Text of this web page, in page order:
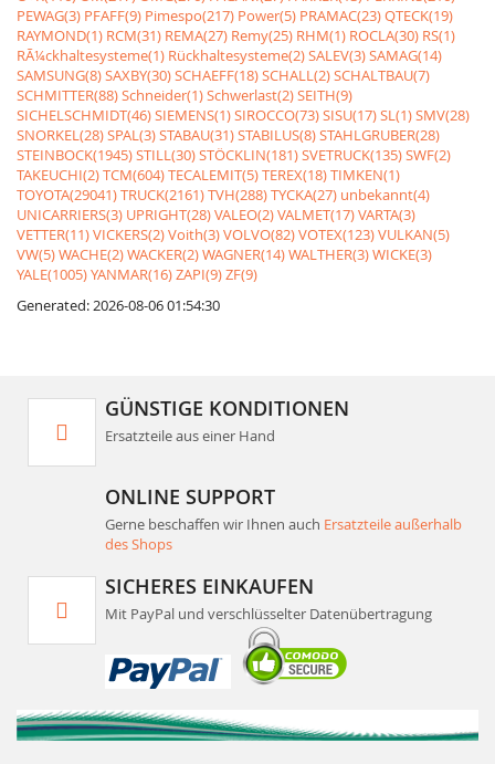
PEWAG(3) PFAFF(9) Pimespo(217) Power(5) PRAMAC(23)QTECK(19)
RAYMOND(1) RCM(31) REMA(27) Remy(25) RHM(1) ROCLA(30) RS(1)
RÃ¼ckhaltesysteme(1) Rückhaltesysteme(2)SALEV(3)SAMAG(14)
SAMSUNG(8)SAXBY(30)SCHAEFF(18)SCHALL(2)SCHALTBAU(7)
SCHMITTER(88)Schneider(1)Schwerlast(2)SEITH(9)
SICHELSCHMIDT(46)SIEMENS(1)SIROCCO(73)SISU(17)SL(1)SMV(28)
SNORKEL(28)SPAL(3)STABAU(31)STABILUS(8)STAHLGRUBER(28)
STEINBOCK(1945)STILL(30)STÖCKLIN(181)SVETRUCK(135)SWF(2)
TAKEUCHI(2)TCM(604)TECALEMIT(5)TEREX(18)TIMKEN(1)
TOYOTA(29041)TRUCK(2161)TVH(288)TYCKA(27) unbekannt(4)
UNICARRIERS(3) UPRIGHT(28)VALEO(2)VALMET(17)VARTA(3)
VETTER(11)VICKERS(2)Voith(3)VOLVO(82)VOTEX(123)VULKAN(5)
VW(5)WACHE(2)WACKER(2)WAGNER(14)WALTHER(3)WICKE(3)
YALE(1005)YANMAR(16)ZAPI(9)ZF(9)
Generated: 2026-08-06 01:54:30
GÜNSTIGE KONDITIONEN
Ersatzteile aus einer Hand
ONLINE SUPPORT
Gerne beschaffen wir Ihnen auch Ersatzteile außerhalb
des Shops
SICHERES EINKAUFEN
Mit PayPal und verschlüsselter Datenübertragung